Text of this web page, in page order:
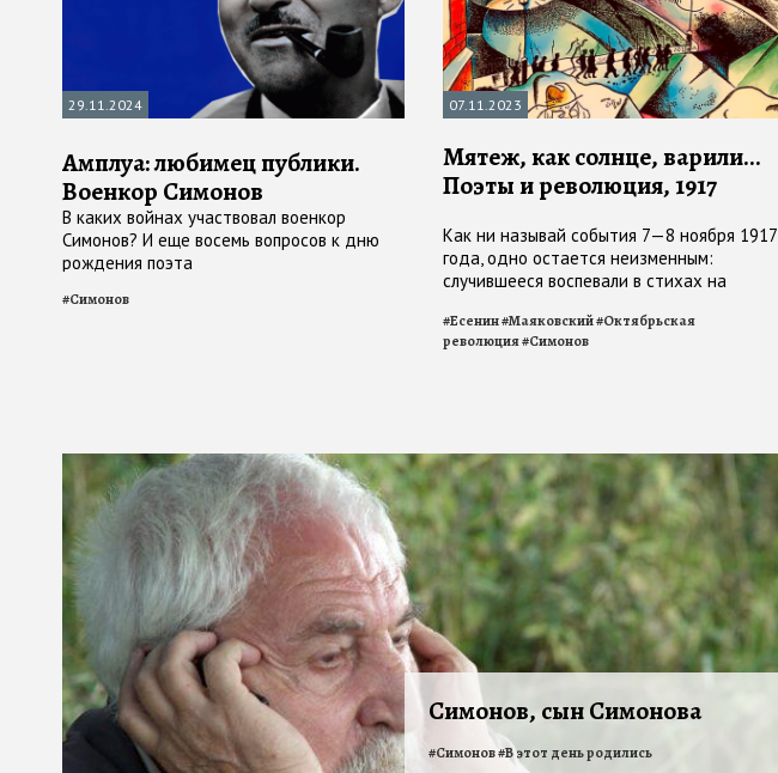
29.11.2024
Амплуа: любимец публики.
Военкор Симонов
В каких войнах участвовал военкор
Симонов? И еще восемь вопросов к дню
рождения поэта
#Симонов
07.11.2023
Мятеж, как солнце, варили…
Поэты и революция, 1917
Как ни называй события 7—8 ноября 1917
года, одно остается неизменным:
случившееся воспевали в стихах на
сакральную мистерию
#Есенин#Маяковский#Октябрьская
революция#Симонов
Симонов, сын Симонова
#Симонов#В этот день родились